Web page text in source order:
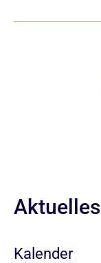
Aktuelles
Kalender